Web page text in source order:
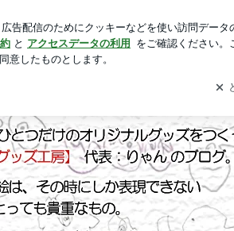
しませんか？